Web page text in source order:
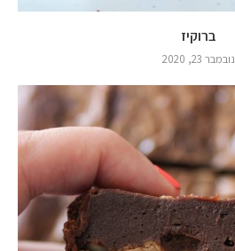
ברוקיז
נובמבר 23, 2020